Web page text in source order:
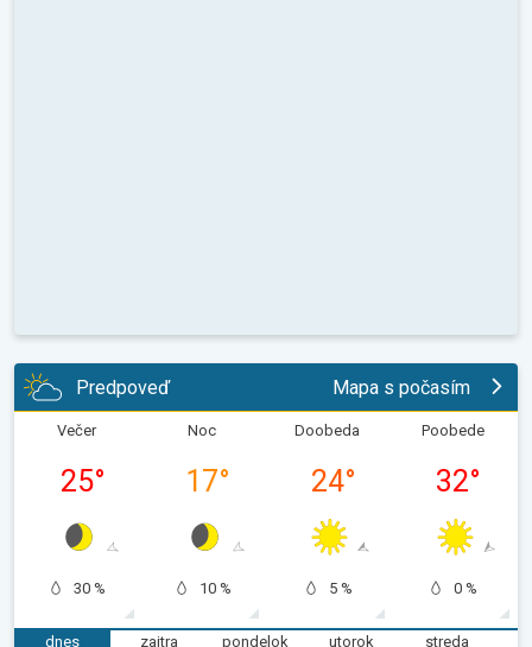
Predpoveď Mapa s počasím
Večer
25°
30 %
Noc
17°
10 %
Doobeda
24°
5 %
Poobede
32°
0 %
dnes
zajtra
pondelok
utorok
streda